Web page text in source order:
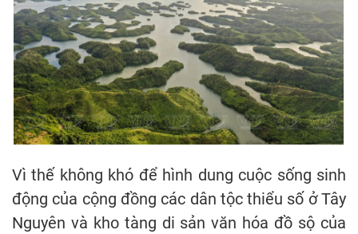
Vì thế không khó để hình dung cuộc sống sinh
động của cộng đồng các dân tộc thiểu số ở Tây
Nguyên và kho tàng di sản văn hóa đồ sộ của